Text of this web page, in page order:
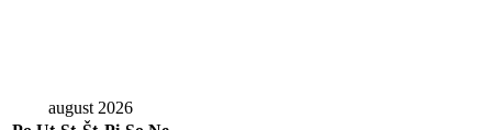
august 2026